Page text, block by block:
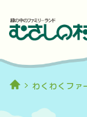
わくわくファ